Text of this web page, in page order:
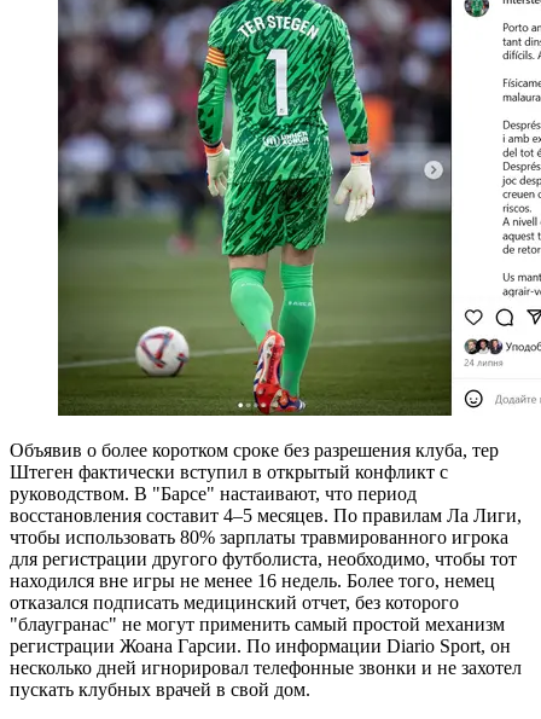
Объявив о более коротком сроке без разрешения клуба, тер
Штеген фактически вступил в открытый конфликт с
руководством. В "Барсе" настаивают, что период
восстановления составит 4–5 месяцев. По правилам Ла Лиги,
чтобы использовать 80% зарплаты травмированного игрока
для регистрации другого футболиста, необходимо, чтобы тот
находился вне игры не менее 16 недель. Более того, немец
отказался подписать медицинский отчет, без которого
"блаугранас" не могут применить самый простой механизм
регистрации Жоана Гарсии. По информации Diario Sport, он
несколько дней игнорировал телефонные звонки и не захотел
пускать клубных врачей в свой дом.